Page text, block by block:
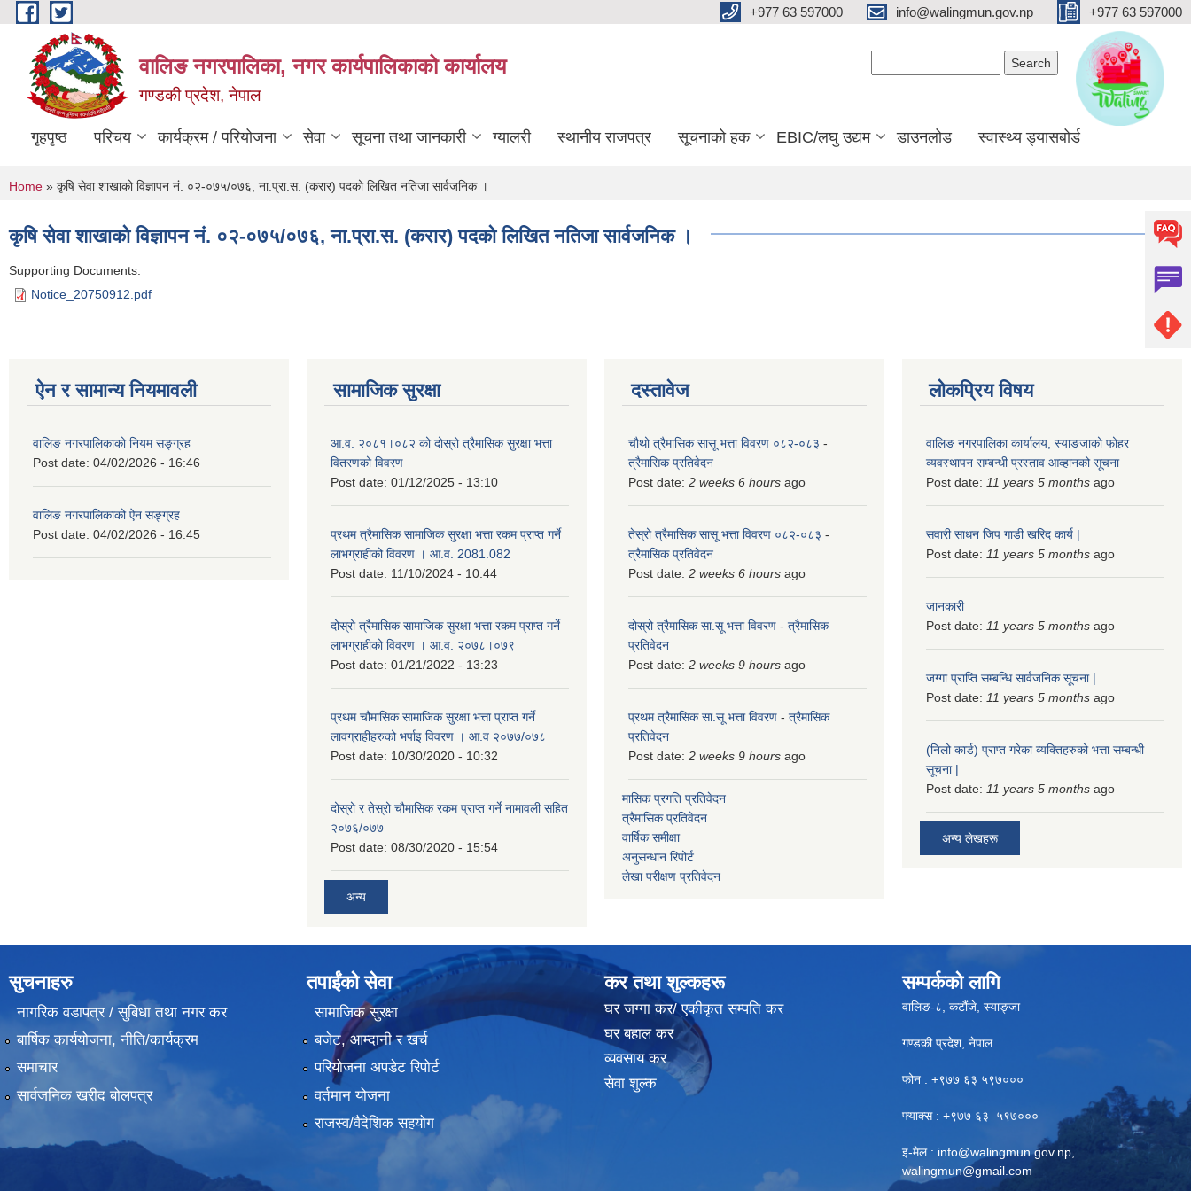
Skip to main content +977 63 597000 info@walingmun.gov.np +977 63 597000
वालिङ नगरपालिका, नगर कार्यपालिकाको कार्यालय
गण्डकी प्रदेश, नेपाल
गृहपृष्ठ परिचय कार्यक्रम / परियोजना सेवा सूचना तथा जानकारी ग्यालरी स्थानीय राजपत्र सूचनाको हक EBIC/लघु उद्यम डाउनलोड स्वास्थ्य ड्यासबोर्ड
You are here
Home » कृषि सेवा शाखाको विज्ञापन नं. ०२-०७५/०७६, ना.प्रा.स. (करार) पदको लिखित नतिजा सार्वजनिक ।
कृषि सेवा शाखाको विज्ञापन नं. ०२-०७५/०७६, ना.प्रा.स. (करार) पदको लिखित नतिजा सार्वजनिक ।
Supporting Documents:
Notice_20750912.pdf
ऐन र सामान्य नियमावली
वालिङ नगरपालिकाको नियम सङ्ग्रह
Post date: 04/02/2026 - 16:46
वालिङ नगरपालिकाको ऐन सङ्ग्रह
Post date: 04/02/2026 - 16:45
सामाजिक सुरक्षा
आ.व. २०८१।०८२ को दोस्रो त्रैमासिक सुरक्षा भत्ता
वितरणको विवरण
Post date: 01/12/2025 - 13:10
प्रथम त्रैमासिक सामाजिक सुरक्षा भत्ता रकम प्राप्त गर्ने
लाभग्राहीको विवरण । आ.व. 2081.082
Post date: 11/10/2024 - 10:44
दोस्रो त्रैमासिक सामाजिक सुरक्षा भत्ता रकम प्राप्त गर्ने
लाभग्राहीको विवरण । आ.व. २०७८।०७९
Post date: 01/21/2022 - 13:23
प्रथम चौमासिक सामाजिक सुरक्षा भत्ता प्राप्त गर्ने
लावग्राहीहरुको भर्पाइ विवरण । आ.व २०७७/०७८
Post date: 10/30/2020 - 10:32
दोस्रो र तेस्रो चौमासिक रकम प्राप्त गर्ने नामावली सहित
२०७६/०७७
Post date: 08/30/2020 - 15:54
अन्य
दस्तावेज
चौथो त्रैमासिक सासू भत्ता विवरण ०८२-०८३ -
त्रैमासिक प्रतिवेदन
Post date: 2 weeks 6 hours ago
तेस्रो त्रैमासिक सासू भत्ता विवरण ०८२-०८३ -
त्रैमासिक प्रतिवेदन
Post date: 2 weeks 6 hours ago
दोस्रो त्रैमासिक सा.सू भत्ता विवरण - त्रैमासिक
प्रतिवेदन
Post date: 2 weeks 9 hours ago
प्रथम त्रैमासिक सा.सू भत्ता विवरण - त्रैमासिक
प्रतिवेदन
Post date: 2 weeks 9 hours ago
मासिक प्रगति प्रतिवेदन
त्रैमासिक प्रतिवेदन
वार्षिक समीक्षा
अनुसन्धान रिपोर्ट
लेखा परीक्षण प्रतिवेदन
लोकप्रिय विषय
वालिङ नगरपालिका कार्यालय, स्याङजाको फोहर
व्यवस्थापन सम्बन्धी प्रस्ताव आव्हानको सूचना
Post date: 11 years 5 months ago
सवारी साधन जिप गाडी खरिद कार्य |
Post date: 11 years 5 months ago
जानकारी
Post date: 11 years 5 months ago
जग्गा प्राप्ति सम्बन्धि सार्वजनिक सूचना |
Post date: 11 years 5 months ago
(निलो कार्ड) प्राप्त गरेका व्यक्तिहरुको भत्ता सम्बन्धी
सूचना |
Post date: 11 years 5 months ago
अन्य लेखहरू
सुचनाहरु
नागरिक वडापत्र / सुबिधा तथा नगर कर
बार्षिक कार्ययोजना, नीति/कार्यक्रम
समाचार
सार्वजनिक खरीद बोलपत्र
तपाईंको सेवा
सामाजिक सुरक्षा
बजेट, आम्दानी र खर्च
परियोजना अपडेट रिपोर्ट
वर्तमान योजना
राजस्व/वैदेशिक सहयोग
कर तथा शुल्कहरू
घर जग्गा कर/ एकीकृत सम्पति कर
घर बहाल कर
व्यवसाय कर
सेवा शुल्क
सम्पर्कको लागि
वालिङ-८, कटौंजे, स्याङ्जा
गण्डकी प्रदेश, नेपाल
फोन : +९७७ ६३ ५९७०००
फ्याक्स : +९७७ ६३ ५९७०००
इ-मेल : info@walingmun.gov.np
walingmun@gmail.com